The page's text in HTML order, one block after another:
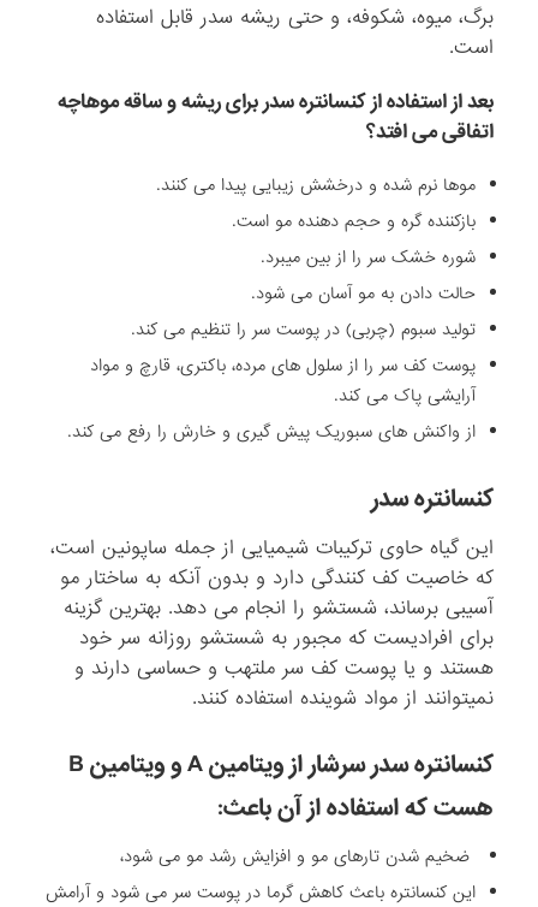
برگ، میوه، شکوفه، و حتی ریشه سدر قابل استفاده
است.
بعد از استفاده از کنسانتره سدر برای ریشه و ساقه موهاچه
اتفاقی می افتد؟
موها نرم شده و درخشش زیبایی پیدا می کنند.
بازکننده گره و حجم دهنده مو است.
شوره خشک سر را از بین میبرد.
حالت دادن به مو آسان می شود.
تولید سبوم (چربی) در پوست سر را تنظیم می کند.
پوست کف سر را از سلول های مرده، باکتری، قارچ و مواد
آرایشی پاک می کند.
از واکنش های سبوریک پیش گیری و خارش را رفع می کند.
کنسانتره سدر
این گیاه حاوی ترکیبات شیمیایی از جمله ساپونین است،
که خاصیت کف کنندگی دارد و بدون آنکه به ساختار مو
آسیبی برساند، شستشو را انجام می دهد. بهترین گزینه
برای افرادیست که مجبور به شستشو روزانه سر خود
هستند و یا پوست کف سر ملتهب و حساسی دارند و
نمیتوانند از مواد شوینده استفاده کنند.
کنسانتره سدر سرشار از ویتامین A و ویتامین B
هست که استفاده از آن باعث:
ضخیم شدن تارهای مو و افزایش رشد مو می شود،
این کنسانتره باعث کاهش گرما در پوست سر می شود و آرامش